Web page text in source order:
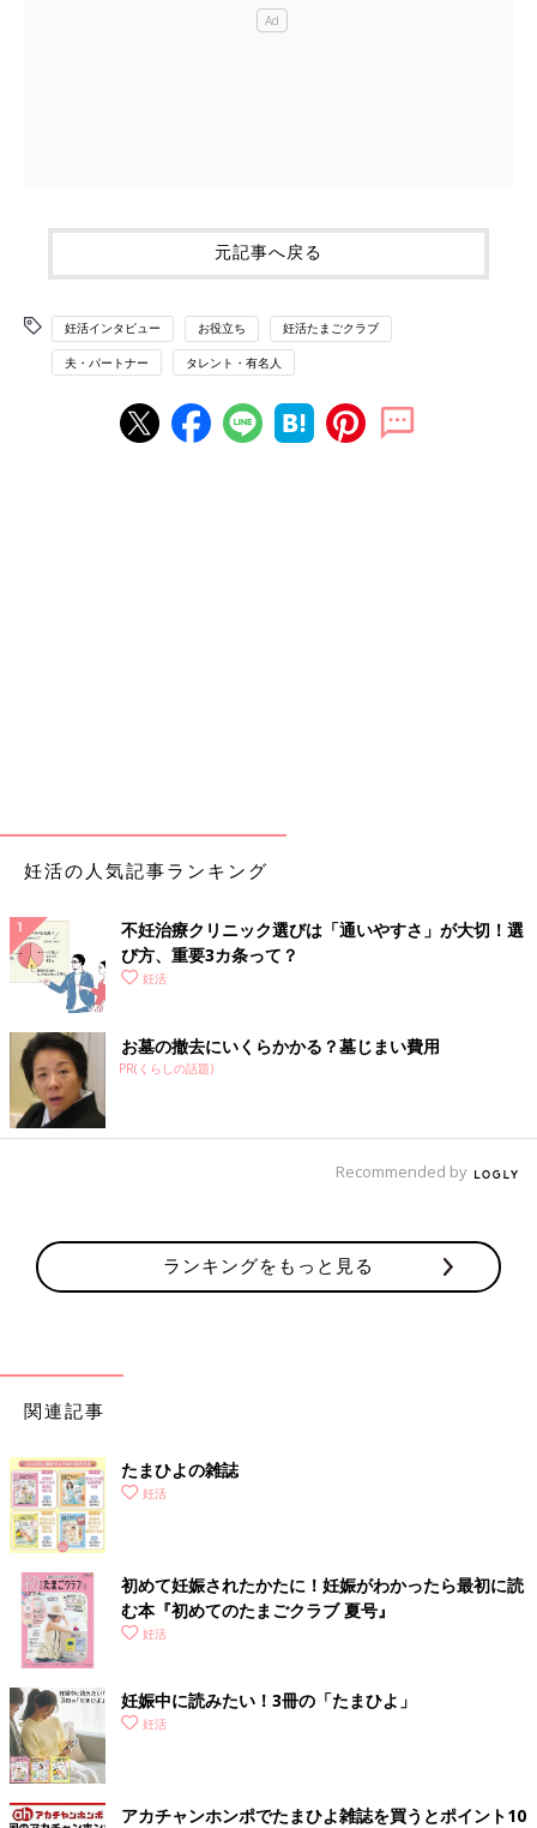
元記事へ戻る
妊活インタビュー お役立ち 妊活たまごクラブ
夫・パートナー タレント・有名人
妊活の人気記事ランキング
不妊治療クリニック選びは「通いやすさ」が大切！選
び方、重要3カ条って？
妊活
お墓の撤去にいくらかかる？墓じまい費用
PR(くらしの話題)
Recommended by
ランキングをもっと見る
関連記事
たまひよの雑誌
妊活
初めて妊娠されたかたに！妊娠がわかったら最初に読
む本『初めてのたまごクラブ 夏号』
妊活
妊娠中に読みたい！3冊の「たまひよ」
妊活
アカチャンホンポでたまひよ雑誌を買うとポイント10